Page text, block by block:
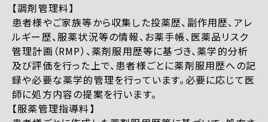
【調剤管理料】
患者様やご家族等から収集した投薬歴、副作用歴、アレ
ルギー歴、服薬状況等の情報、お薬手帳、医薬品リスク
管理計画（RMP）、薬剤服用歴等に基づき、薬学的分析
及び評価を行った上で、患者様ごとに薬剤服用歴への記
録や必要な薬学的管理を行っています。必要に応じて医
師に処方内容の提案を行います。
【服薬管理指導料】